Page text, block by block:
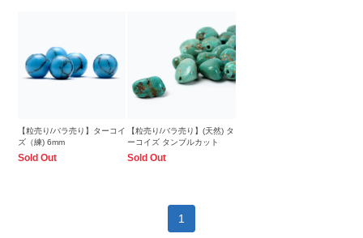
【粒売り/バラ売り】ターコイ
ズ（練) 6mm
Sold Out
【粒売り/バラ売り】(天然) タ
ーコイズ タンブルカット
Sold Out
1